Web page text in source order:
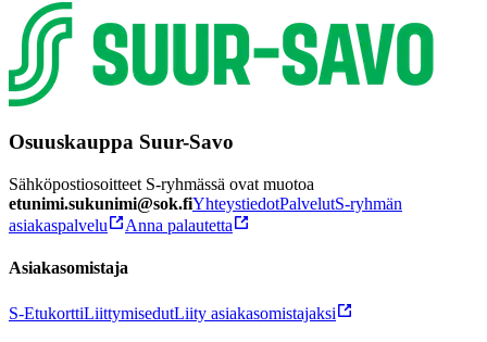
Osuuskauppa Suur-Savo
Sähköpostiosoitteet S-ryhmässä ovat muotoa
etunimi.sukunimi@sok.fiYhteystiedotPalvelutS-ryhmän
asiakaspalvelu
Anna palautetta
Asiakasomistaja
S-EtukorttiLiittymisedutLiity asiakasomistajaksi